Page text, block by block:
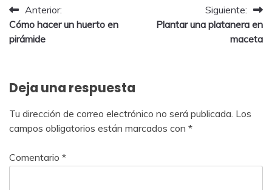
Navegación
de
Anterior:
Cómo hacer un huerto en
pirámide
Siguiente:
Plantar una platanera en
maceta
Deja una respuesta
Tu dirección de correo electrónico no será publicada. Los
campos obligatorios están marcados con *
Comentario *